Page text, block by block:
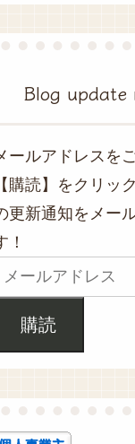
Blog
ールアドレスを
【購読】をクリッ
更新通知をメー
！
購読